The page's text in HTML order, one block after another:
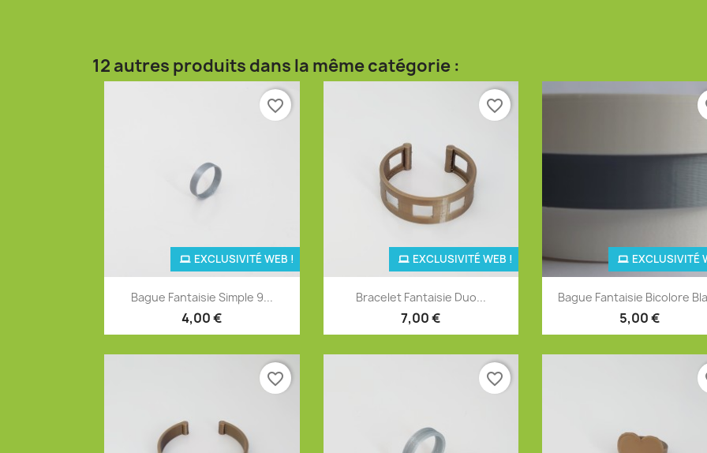
12 autres produits dans la même catégorie :
 Aperçu rapide
Bague Fantaisie Simple 9...
4,00 €
EXCLUSIVITÉ WEB !
favorite_border
Aperçu rapide
Bracelet Fantaisie Duo...
7,00 €
EXCLUSIVITÉ WEB !
favorite_border
Aperçu rapide
Bague Fantaisie Bicolore
5,00 €
EXCLUSIVITÉ
favorite_border favorite_border